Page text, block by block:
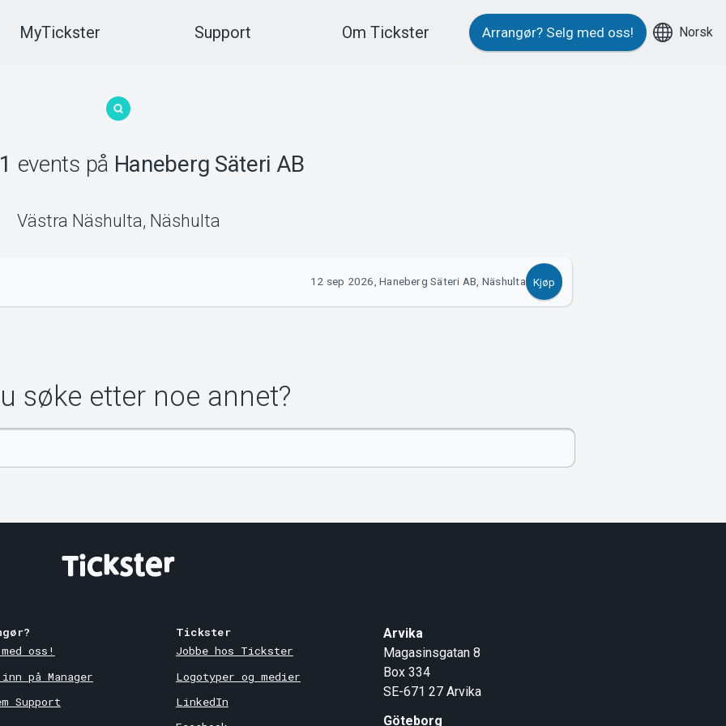
MyTickster Support Om Tickster Arrangør? Selg med oss! Norsk
1 events på Haneberg Säteri AB
Västra Näshulta, Näshulta
12 sep 2026, Haneberg Säteri AB, Näshulta Kjøp
søke etter noe annet?
oss!
på Manager
Support
Tickster
Jobbe hos Tickster
Logotyper og medier
LinkedIn
Arvika
Magasinsgatan 8
Box 334
SE-671 27 Arvika
Göteborg